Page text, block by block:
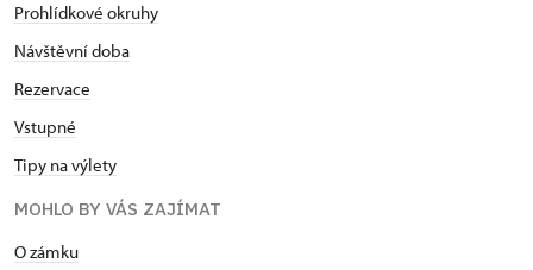
Prohlídkové okruhy
Návštěvní doba
Rezervace
Vstupné
Tipy na výlety
MOHLO BY VÁS ZAJÍMAT
O zámku